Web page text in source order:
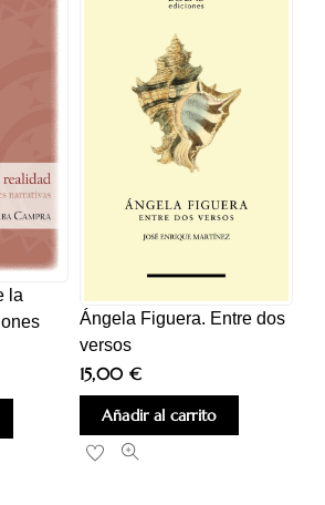
la
Ángela Figuera. Entre dos
versos
15,00 €
Añadir al carrito